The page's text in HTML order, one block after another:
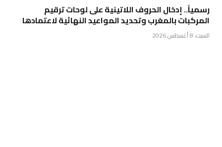
رسمياً.. إدخال الحروف اللاتينية على لوحات ترقيم
المركبات بالمغرب وتحديد المواعيد النهائية لاعتمادها
السبت، 8 أغسطس 2026